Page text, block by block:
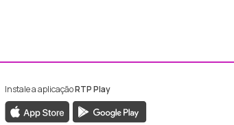
Madeira
RTP Madeira
Instale a aplicaçãoRTP Play